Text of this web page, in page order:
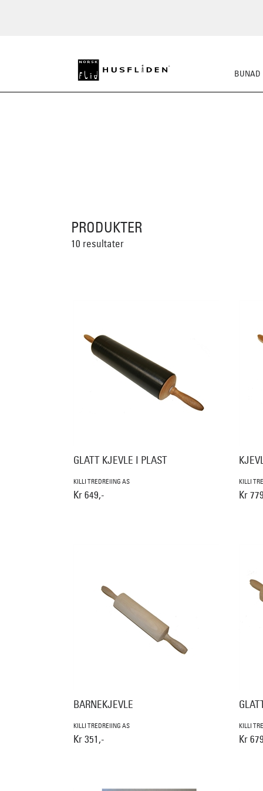
BUNAD
PRODUKTER
10 resultater
GLATT KJEVLE I PLAST
KILLI TREDREIING AS
Kr 649,-
KILLI
Kr
BARNEKJEVLE
KILLI TREDREIING AS
Kr 351,-
KILLI
Kr